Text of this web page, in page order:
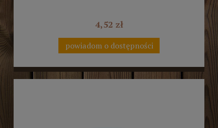
4,52 zł
powiadom o dostępności